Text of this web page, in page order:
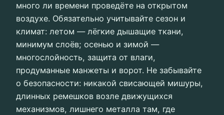
много ли времени проведёте на открытом
воздухе. Обязательно учитывайте сезон и
климат: летом — лёгкие дышащие ткани,
минимум слоёв; осенью и зимой —
многослойность, защита от влаги,
продуманные манжеты и ворот. Не забывайте
о безопасности: никакой свисающей мишуры,
длинных ремешков возле движущихся
механизмов, лишнего металла там, где